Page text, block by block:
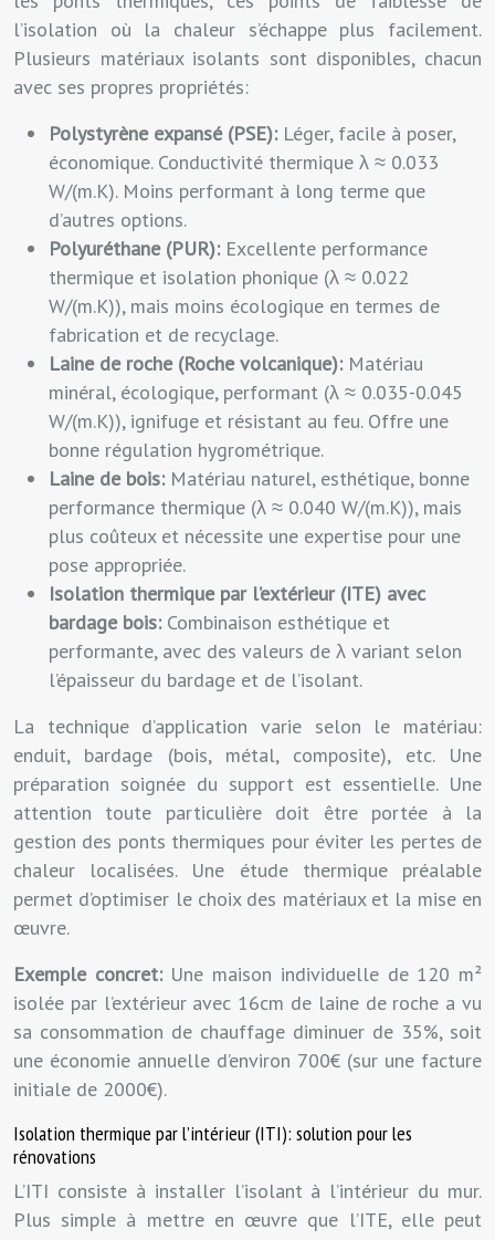
l’isolation où la chaleur s’échappe plus facilement.
Plusieurs matériaux isolants sont disponibles, chacun
avec ses propres propriétés:
Polystyrène expansé (PSE): Léger, facile à poser,
économique. Conductivité thermique λ ≈ 0.033
W/(m.K). Moins performant à long terme que
d’autres options.
Polyuréthane (PUR): Excellente performance
thermique et isolation phonique (λ ≈ 0.022
W/(m.K)), mais moins écologique en termes de
fabrication et de recyclage.
Laine de roche (Roche volcanique): Matériau
minéral, écologique, performant (λ ≈ 0.035-0.045
W/(m.K)), ignifuge et résistant au feu. Offre une
bonne régulation hygrométrique.
Laine de bois: Matériau naturel, esthétique, bonne
performance thermique (λ ≈ 0.040 W/(m.K)), mais
plus coûteux et nécessite une expertise pour une
pose appropriée.
Isolation thermique par l’extérieur (ITE) avec
bardage bois: Combinaison esthétique et
performante, avec des valeurs de λ variant selon
l’épaisseur du bardage et de l’isolant.
La technique d’application varie selon le matériau:
enduit, bardage (bois, métal, composite), etc. Une
préparation soignée du support est essentielle. Une
attention toute particulière doit être portée à la
gestion des ponts thermiques pour éviter les pertes de
chaleur localisées. Une étude thermique préalable
permet d’optimiser le choix des matériaux et la mise en
œuvre.
Exemple concret: Une maison individuelle de 120 m²
isolée par l’extérieur avec 16cm de laine de roche a vu
sa consommation de chauffage diminuer de 35%, soit
une économie annuelle d’environ 700€ (sur une facture
initiale de 2000€).
Isolation thermique par l’intérieur (ITI): solution pour les
rénovations
L’ITI consiste à installer l’isolant à l’intérieur du mur.
Plus simple à mettre en œuvre que l’ITE, elle peut